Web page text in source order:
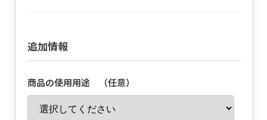
追加情報
商品の使用用途 （任意）